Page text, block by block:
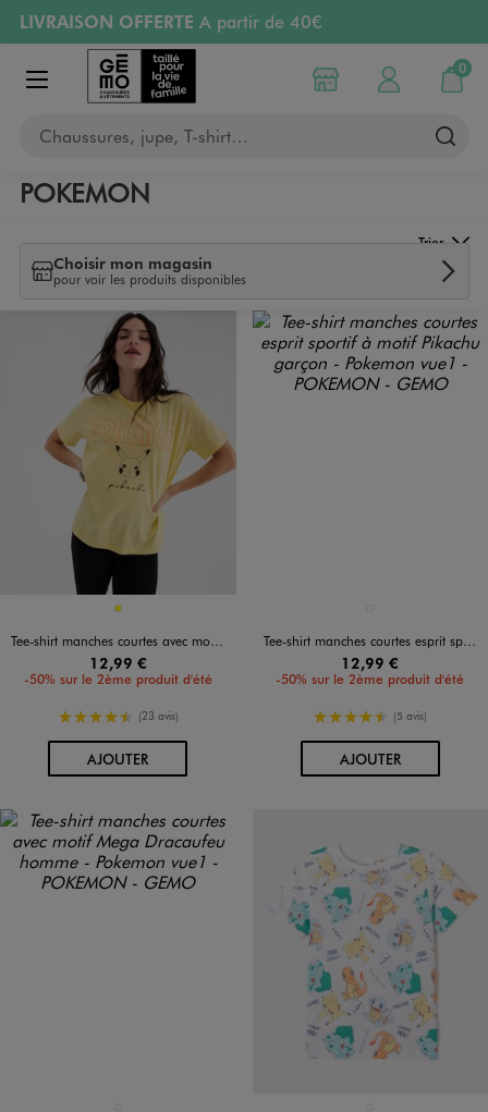
Aller au contenu principal
Aller à la navigation
LIVRAISON OFFERTE A partir de 40€
RETRAIT ET LIVRAISON OFFERTE
en magasin
PAYEZ EN 3x SANS FRAIS
Retours OFFERTS
pendant 30 jours
Afficher le menu
Chaussures, jupe, T-shirt…
Choisir mon magasin
Mon compte
0
Mon
POKEMON
Choisir mon magasin
pour voir les produits disponibles
Trier
Disponible en 1 coloris
JAUNE
Tee-shirt manches courtes avec motif Pikachu femme - Pokemon
12,99 €
-50% sur le 2ème produit d'été
4.5/5 de moyenne
(23 avis)
AJOUTERAU PANIER
Tee-shirt manches courtes esprit sportif à motif Pikachu garçon - Pokemon
12,99 €
-50% sur le 2ème produit d'été
4.5/5 de moyenne
(5 avis)
AJOUTERAU PANIER